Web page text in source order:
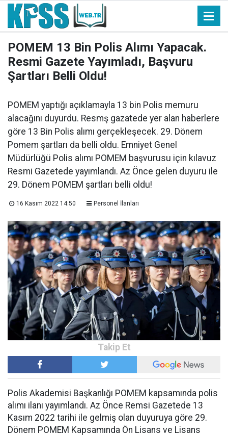
POMEM 13 Bin Polis Alımı Yapacak.
Resmi Gazete Yayımladı, Başvuru
Şartları Belli Oldu!
POMEM yaptığı açıklamayla 13 bin Polis memuru
alacağını duyurdu. Resmş gazatede yer alan haberlere
göre 13 Bin Polis alımı gerçekleşecek. 29. Dönem
Pomem şartları da belli oldu. Emniyet Genel
Müdürlüğü Polis alımı POMEM başvurusu için kılavuz
Resmi Gazetede yayımlandı. Az Önce gelen duyuru ile
29. Dönem POMEM şartları belli oldu!
16 Kasım 2022 14:50 Personel İlanları
Polis Akademisi Başkanlığı POMEM kapsamında polis
al ımı ilanı yayımlandı. Az Önce Remsi Gazetede 13
Kasım 2022 tarihi ile gelmiş olan duyuruya göre 29.
Dönem POMEM Kapsamında Ön Lisans ve Lisans